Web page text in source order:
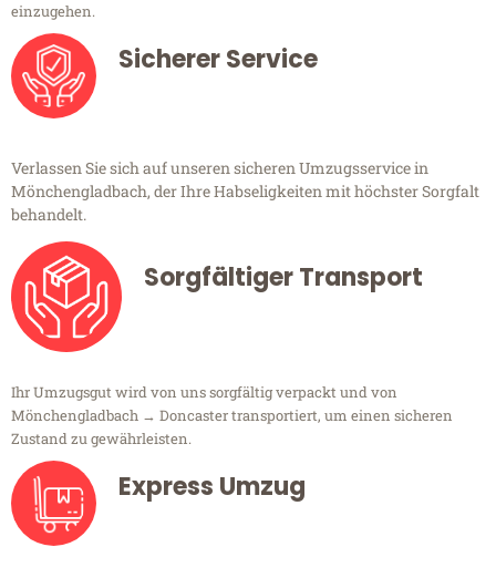
einzugehen.
Sicherer Service
Verlassen Sie sich auf unseren sicheren Umzugsservice in
Mönchengladbach, der Ihre Habseligkeiten mit höchster Sorgfalt
behandelt.
Sorgfältiger Transport
Ihr Umzugsgut wird von uns sorgfältig verpackt und von
Mönchengladbach → Doncaster transportiert, um einen sicheren
Zustand zu gewährleisten.
Express Umzug